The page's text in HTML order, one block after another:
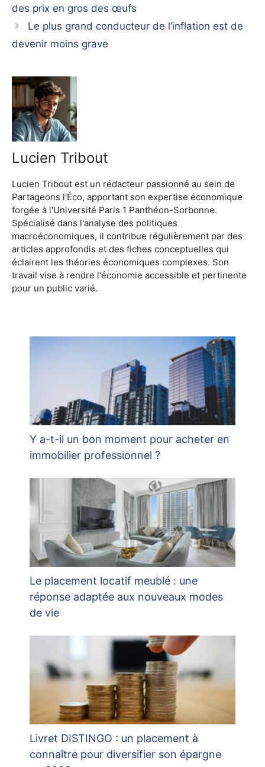
des prix en gros des œufs
Le plus grand conducteur de l’inflation est de
devenir moins grave
Lucien Tribout
Lucien Tribout est un rédacteur passionné au sein de
Partageons l'Éco, apportant son expertise économique
forgée à l'Université Paris 1 Panthéon-Sorbonne.
Spécialisé dans l'analyse des politiques
macroéconomiques, il contribue régulièrement par des
articles approfondis et des fiches conceptuelles qui
éclairent les théories économiques complexes. Son
travail vise à rendre l'économie accessible et pertinente
pour un public varié.
Y a-t-il un bon moment pour acheter en
immobilier professionnel ?
Le placement locatif meublé : une
réponse adaptée aux nouveaux modes
de vie
Livret DISTINGO : un placement à
connaître pour diversifier son épargne